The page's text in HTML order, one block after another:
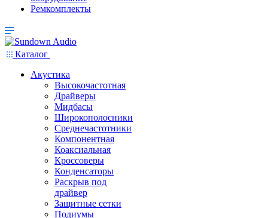
Ремкомплекты
Каталог
Акустика
Высокочастотная
Драйверы
Мидбасы
Широкополосники
Среднечастотники
Компонентная
Коаксиальная
Кроссоверы
Конденсаторы
Раскрыв под
драйвер
Защитные сетки
Подиумы